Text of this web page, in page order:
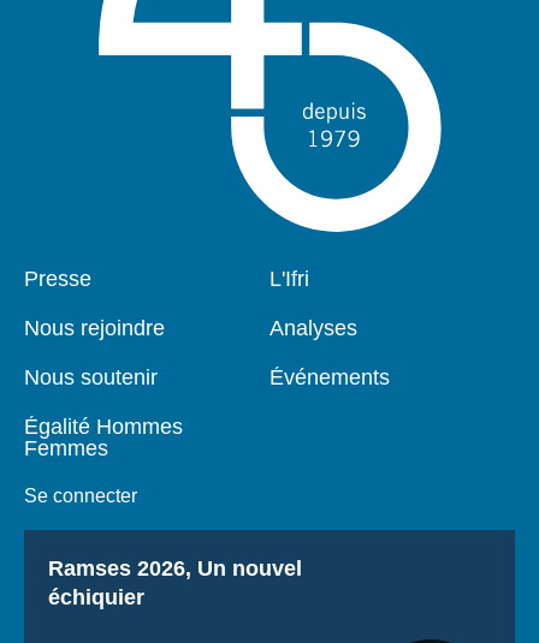
Pied
Presse
Nous rejoindre
Nous soutenir
Égalité Hommes
Femmes
Se connecter
Navigation
L'Ifri
Analyses
Événements
Titre
Ramses 2026, Un nouvel
échiquier